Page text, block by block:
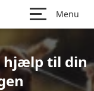
Menu
hjælp til din